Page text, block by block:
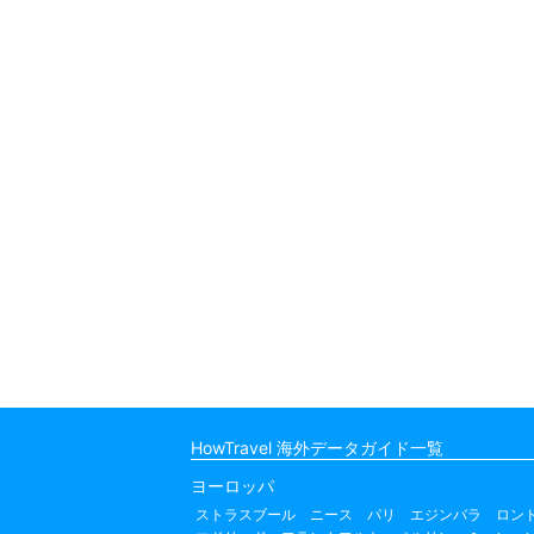
HowTravel 海外データガイド一覧
ヨーロッパ
ストラスブール ニース パリ エジンバラ ロン